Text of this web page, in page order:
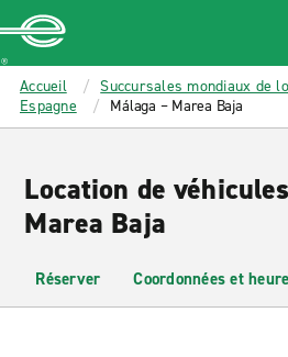
MAIN
CONTENT
Enterprise
Accueil
Succursales mondiaux de
Espagne
Málaga – Marea Baja
Location de
Marea Baja
Réserver Coordonnées et